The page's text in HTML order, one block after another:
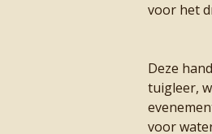
voor het
Deze
tuigleer,
voor